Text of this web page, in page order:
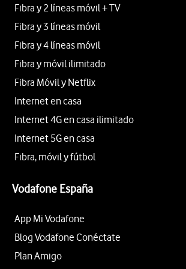
Fibra y 2 líneas móvil + TV
Fibra y 3 líneas móvil
Fibra y 4 líneas móvil
Fibra y móvil ilimitado
Fibra Móvil y Netflix
Internet en casa
Internet 4G en casa ilimitado
Internet 5G en casa
Fibra, móvil y fútbol
Vodafone España
App Mi Vodafone
Blog Vodafone Conéctate
Plan Amigo